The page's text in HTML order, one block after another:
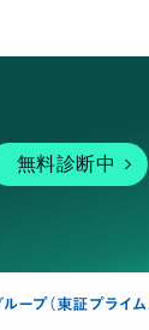
無料診断中